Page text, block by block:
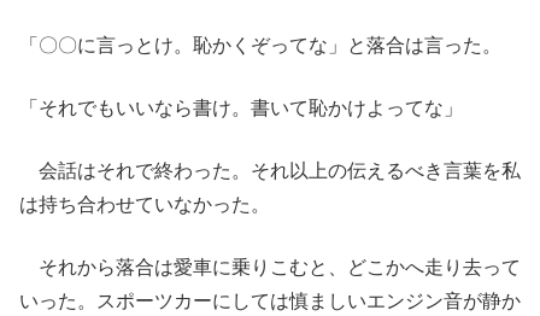
「〇〇に言っとけ。恥かくぞってな」と落合は言った。
「それでもいいなら書け。書いて恥かけよってな」
会話はそれで終わった。それ以上の伝えるべき言葉を私
は持ち合わせていなかった。
それから落合は愛車に乗りこむと、どこかへ走り去って
いった。スポーツカーにしては慎ましいエンジン音が静か